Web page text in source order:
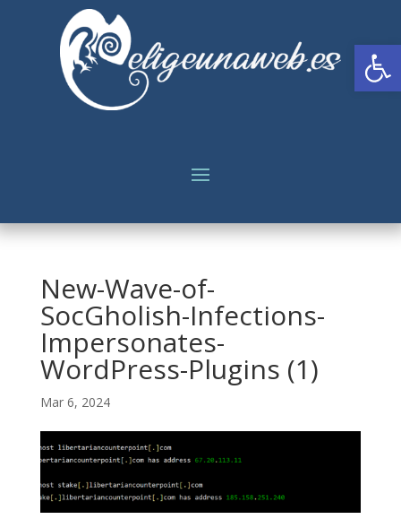
New-Wave-of-
SocGholish-Infections-
Impersonates-
WordPress-Plugins (1)
Mar 6, 2024